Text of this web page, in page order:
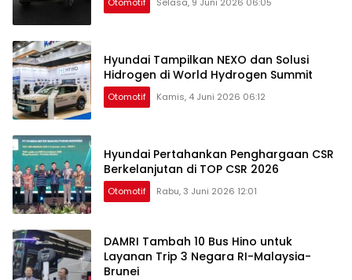
Hyundai Tampilkan NEXO dan Solusi
Hidrogen di World Hydrogen Summit
Otomotif Kamis, 4 Juni 2026 06:12
Hyundai Pertahankan Penghargaan CSR
Berkelanjutan di TOP CSR 2026
Otomotif Rabu, 3 Juni 2026 12:01
DAMRI Tambah 10 Bus Hino untuk
Layanan Trip 3 Negara RI-Malaysia-
Brunei